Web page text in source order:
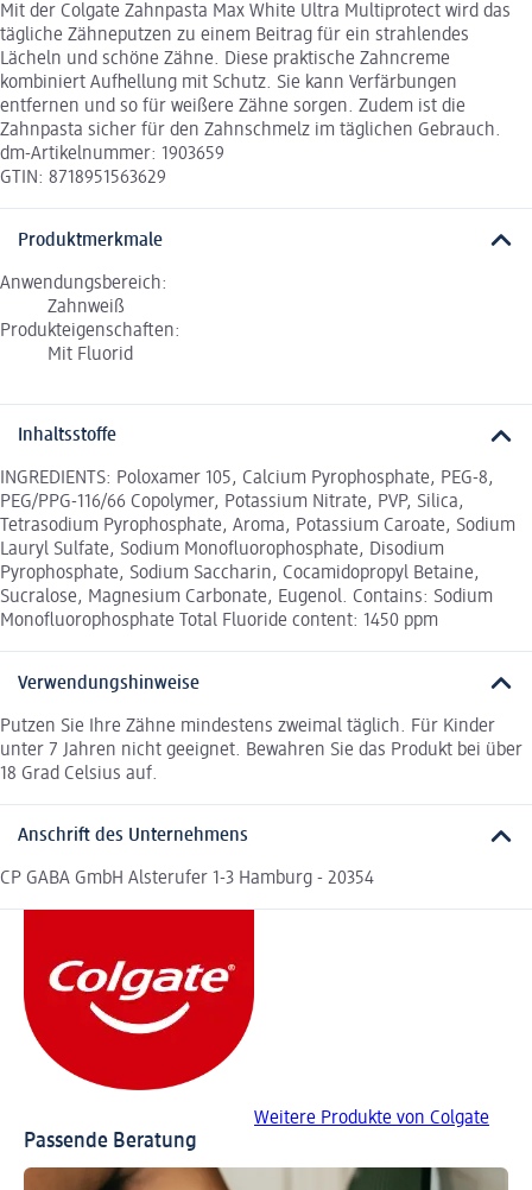
Mit der Colgate Zahnpasta Max White Ultra Multiprotect wird das
tägliche Zähneputzen zu einem Beitrag für ein strahlendes
Lächeln und schöne Zähne. Diese praktische Zahncreme
kombiniert Aufhellung mit Schutz. Sie kann Verfärbungen
entfernen und so für weißere Zähne sorgen. Zudem ist die
Zahnpasta sicher für den Zahnschmelz im täglichen Gebrauch.
dm-Artikelnummer: 1903659
GTIN: 8718951563629
Produktmerkmale
Anwendungsbereich:
Zahnweiß
Produkteigenschaften:
Mit Fluorid
Inhaltsstoffe
INGREDIENTS: Poloxamer 105, Calcium Pyrophosphate, PEG-8,
PEG/PPG-116/66 Copolymer, Potassium Nitrate, PVP, Silica,
Tetrasodium Pyrophosphate, Aroma, Potassium Caroate, Sodium
Lauryl Sulfate, Sodium Monofluorophosphate, Disodium
Pyrophosphate, Sodium Saccharin, Cocamidopropyl Betaine,
Sucralose, Magnesium Carbonate, Eugenol. Contains: Sodium
Monofluorophosphate Total Fluoride content: 1450 ppm
Verwendungshinweise
Putzen Sie Ihre Zähne mindestens zweimal täglich. Für Kinder
unter 7 Jahren nicht geeignet. Bewahren Sie das Produkt bei über
18 Grad Celsius auf.
Anschrift des Unternehmens
CP GABA GmbH Alsterufer 1-3 Hamburg - 20354
Weitere Produkte von Colgate
Passende Beratung